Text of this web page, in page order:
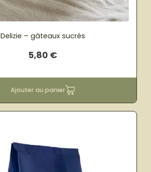
Delizie – gâteaux sucrés
5,80 €
Ajouter au panier